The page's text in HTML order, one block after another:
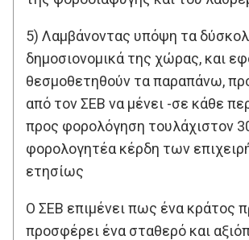
5) Λαμβάνοντας υπόψη τα
δημοσιονομικά της χώρας, και
θεσμοθετηθούν τα παραπάνω,
από τον ΣΕΒ να μένει -σε κάθε
προς φορολόγηση τουλάχιστον
φορολογητέα κέρδη των
ετησίως
Ο ΣΕΒ επιμένει πως ένα κράτος
προσφέρει ένα σταθερό και